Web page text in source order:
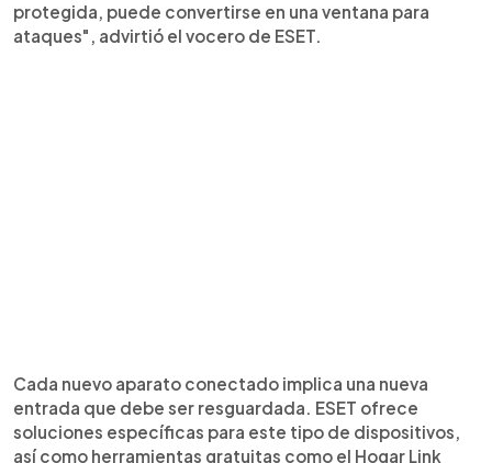
protegida, puede convertirse en una ventana para
ataques", advirtió el vocero de ESET.
Cada nuevo aparato conectado implica una nueva
entrada que debe ser resguardada. ESET ofrece
soluciones específicas para este tipo de dispositivos,
así como herramientas gratuitas como el Hogar Link